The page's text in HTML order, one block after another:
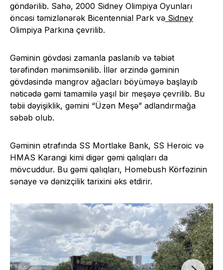
göndərilib. Sahə, 2000 Sidney Olimpiya Oyunları
öncəsi təmizlənərək Bicentennial Park və Sidney
Olimpiya Parkına çevrilib.
Gəminin gövdəsi zamanla paslanıb və təbiət
tərəfindən mənimsənilib. İllər ərzində gəminin
gövdəsində mangrov ağacları böyüməyə başlayıb
nəticədə gəmi tamamilə yaşıl bir meşəyə çevrilib. Bu
təbii dəyişiklik, gəmini “Üzən Meşə” adlandırmağa
səbəb olub.
Gəminin ətrafında SS Mortlake Bank, SS Heroic və
HMAS Karangi kimi digər gəmi qalıqları da
mövcuddur. Bu gəmi qalıqları, Homebush Körfəzinin
sənaye və dənizçilik tarixini əks etdirir.